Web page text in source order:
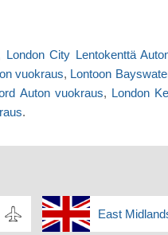
London City Lentokenttä
vuokraus, Lontoon
Auton vuokraus, London
.
East